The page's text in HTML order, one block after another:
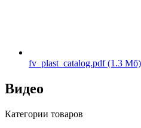
fv_plast_catalog.pdf(1.3 Мб)
Видео
Категории товаров